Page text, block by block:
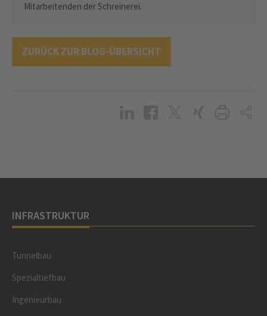
Mitarbeitenden der Schreinerei.
ZURÜCK ZUR BLOG-ÜBERSICHT
INFRASTRUKTUR
Tunnelbau
Spezialtiefbau
Ingenieurbau